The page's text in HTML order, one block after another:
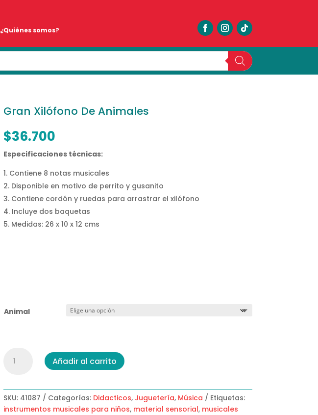
¿Quiénes somos?
Gran Xilófono De Animales
$36.700
Especificaciones técnicas:
Contiene 8 notas musicales
Disponible en motivo de perrito y gusanito
Contiene cordón y ruedas para arrastrar el xilófono
Incluye dos baquetas
Medidas: 26 x 10 x 12 cms
Animal
Xilófono
cantidad
Añadir al carrito
SKU: 41087 Categorías: Didacticos, Juguetería, Música
Etiquetas:
instrumentos musicales para niños, material sensorial, musicales